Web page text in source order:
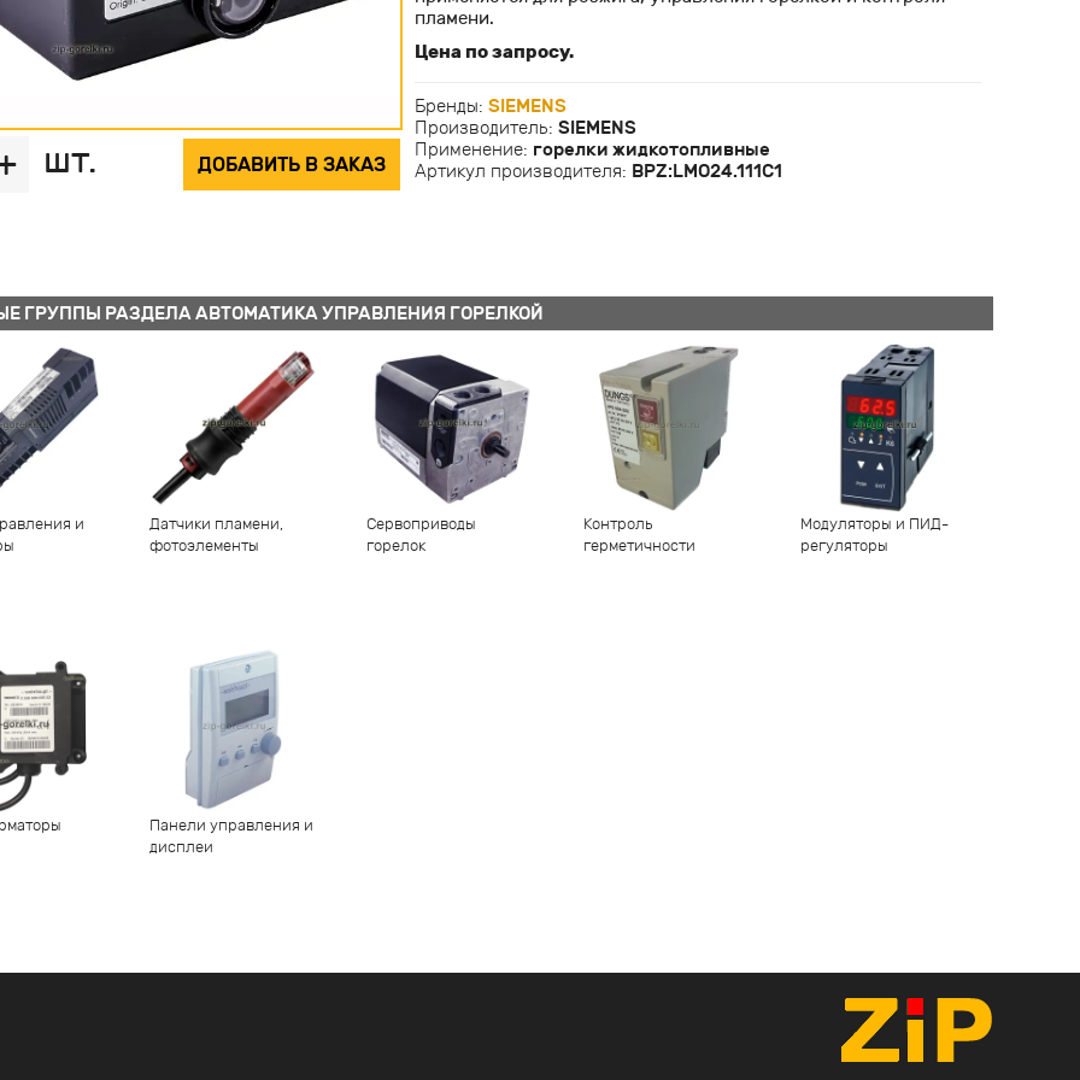
шт. ДОБАВИТЬ В ЗАКАЗ
пламени.
Цена по запросу.
Бренды: SIEMENS
Производитель: SIEMENS
Применение: горелки жидкотопливные
Артикул производителя: BPZ:LMO24.111C1
ГРУППЫ РАЗДЕЛА АВТОМАТИКА УПРАВЛЕНИЯ ГОРЕЛКОЙ
и
Датчики пламени,
фотоэлементы
Сервоприводы
горелок
Контроль
герметичности
Модуляторы и ПИД-
регуляторы
Панели управления и
дисплеи